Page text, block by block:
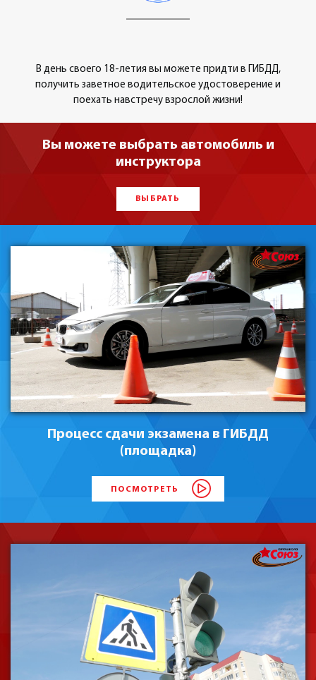
В день своего 18-летия вы можете придти в ГИБДД,
получить заветное водительское удостоверение и
поехать навстречу взрослой жизни!
Вы можете выбрать автомобиль и
инструктора
ВЫБРАТЬ
Процесс сдачи экзамена в ГИБДД
(площадка)
ПОСМОТРЕТЬ